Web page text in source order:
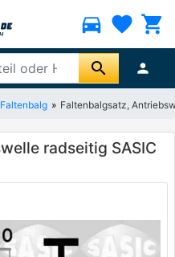
directions_car favorite shopping_cart
search person
Faltenbalgsatz,
radseitig SASIC